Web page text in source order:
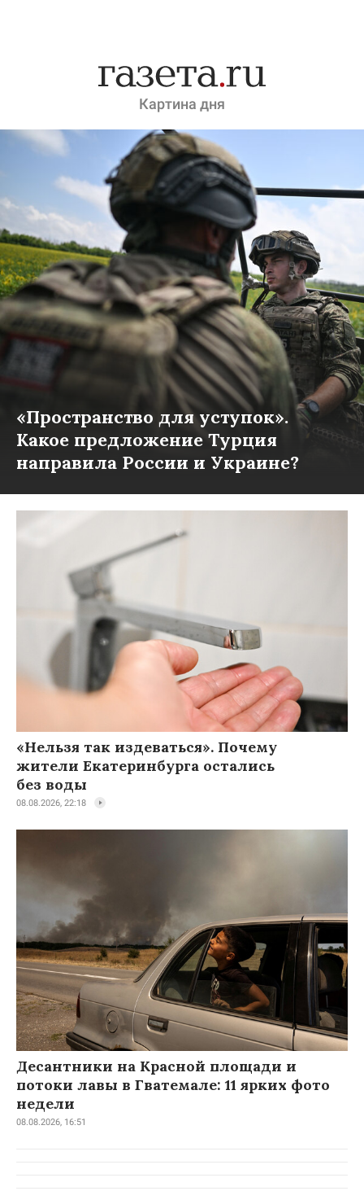
Картина дня
«Пространство для уступок».
Какое предложение Турция
направила России и Украине?
«Нельзя так издеваться». Почему
жители Екатеринбурга остались
без воды
08.08.2026, 22:18
Десантники на Красной площади и
потоки лавы в Гватемале: 11 ярких фото
недели
08.08.2026, 16:51